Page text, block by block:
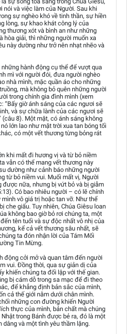
nói và việc làm của Người. Sau khi
sự nghèo khó về tinh thần, sự hiền
lòng, sự khao khát công lý của
thương xót và bình an như những
hòa giải, thì những người muốn xa
này dường như trở nên nhạt nhẽo và
hành động cụ thể để vượt qua
mì với người đói, đưa người nghèo
nhà mình, mặc quần áo cho những
mà không bỏ quên những người
trong chính gia đình mình (xem
“Bấy giờ ánh sáng của các ngươi sẽ
và sự chữa lành của các ngươi sẽ
(câu 8). Một mặt, có ánh sáng không
lớn lao như mặt trời xua tan bóng tối
có một vết thương từng bỏng rát
khi mất đi hương vị và từ bỏ niềm
vẫn có thể mang vết thương này
dường như cảnh báo những người
từ bỏ niềm vui. Muối mất vị, Người
được nữa, nhưng bị vứt bỏ và bị giẫm
Có bao nhiêu người – có lẽ chính
vô giá trị hoặc tan vỡ. Như thể
che giấu. Tuy nhiên, Chúa Giêsu loan
không bao giờ bỏ rơi chúng ta, một
tên tuổi và sự độc nhất vô nhị của
kể cả vết thương sâu nhất, sẽ
ta đón nhận lời của Tám Mối
Tin Mừng.
động cởi mở và quan tâm đến người
vui. Đồng thời, qua sự giản dị của
khiến chúng ta đối lập với thế gian.
bị cám dỗ trong sa mạc để đi theo
để khẳng định bản sắc của mình,
cả thế giới nằm dưới chân mình.
những con đường khiến Người
thực của mình, bản chất mà chúng
trong Bánh được bẻ ra, đó là một
và một tình yêu thầm lặng.